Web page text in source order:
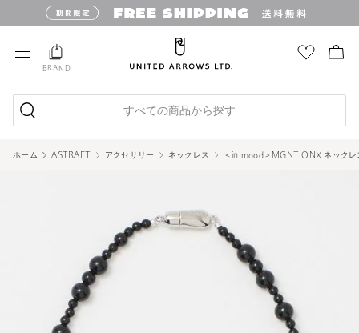
BRAND
すべての商品から探す
ホーム ASTRAET アクセサリー ネックレス ＜in mood＞MGNT ONX ネックレ